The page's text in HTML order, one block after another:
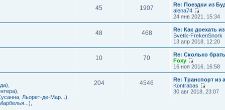
ю
о
б
щ
е
н
и
ю
е
м
у
с
о
о
б
щ
е
и
ю
л
д
н
е
м
у
с
о
б
щ
е
н
и
к
п
о
л
е
д
н
е
у
с
о
о
б
45 1907
Re: Поездки из
alena74
П
е
р
е
й
т
к
п
о
л
е
д
24 янв 2021, 15:34
48 468
Re: Как доехать
Svetik-FrekenSnork
13 апр 2018, 12:20
10 70
Re: Сколько
Foxy
П
е
р
е
й
т
16 ноя 2016, 16:58
Льорет-де-Мар...)
204 4546
Re: Транспорт из
Kontrabas
П
30 авг 2018, 23:07